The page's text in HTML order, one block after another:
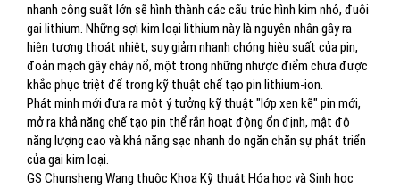
nhanh công suất lớn sẽ hình thành các cấu trúc hình kim nhỏ, đuôi
gai lithium. Những sợi kim loại lithium này là nguyên nhân gây ra
hiện tượng thoát nhiệt, suy giảm nhanh chóng hiệu suất của pin,
đoản mạch gây cháy nổ, một trong những nhược điểm chưa được
khắc phục triệt để trong kỹ thuật chế tạo pin lithium-ion.
Phát minh mới đưa ra một ý tưởng kỹ thuật "lớp xen kẽ" pin mới,
mở ra khả năng chế tạo pin thể rắn hoạt động ổn định, mật độ
năng lượng cao và khả năng sạc nhanh do ngăn chặn sự phát triển
của gai kim loại.
GS Chunsheng Wang thuộc Khoa Kỹ thuật Hóa học và Sinh học